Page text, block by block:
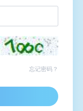
忘记密码？